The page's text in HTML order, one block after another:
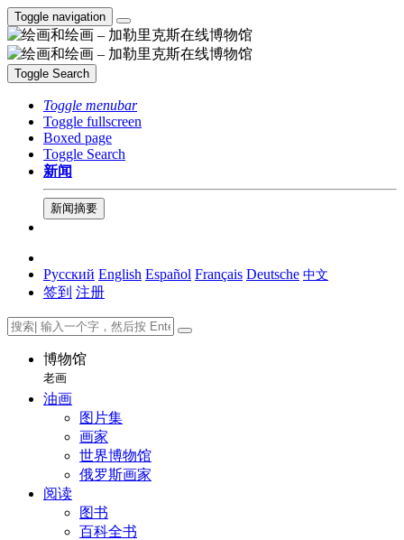
Toggle navigation
Toggle Search
Toggle menubar
Toggle fullscreen
Boxed page
Toggle Search
新闻
新闻摘要
Русский English Español Français Deutsche 中文
签到 注册
博物馆
老画
油画
图片集
画家
世界博物馆
俄罗斯画家
阅读
图书
百科全书